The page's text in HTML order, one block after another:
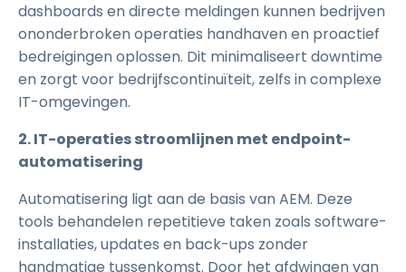
dashboards en directe meldingen kunnen bedrijven
ononderbroken operaties handhaven en proactief
bedreigingen oplossen. Dit minimaliseert downtime
en zorgt voor bedrijfscontinuïteit, zelfs in complexe
IT-omgevingen.
2. IT-operaties stroomlijnen met endpoint-
automatisering
Automatisering ligt aan de basis van AEM. Deze
tools behandelen repetitieve taken zoals software-
installaties, updates en back-ups zonder
handmatige tussenkomst. Door het afdwingen van